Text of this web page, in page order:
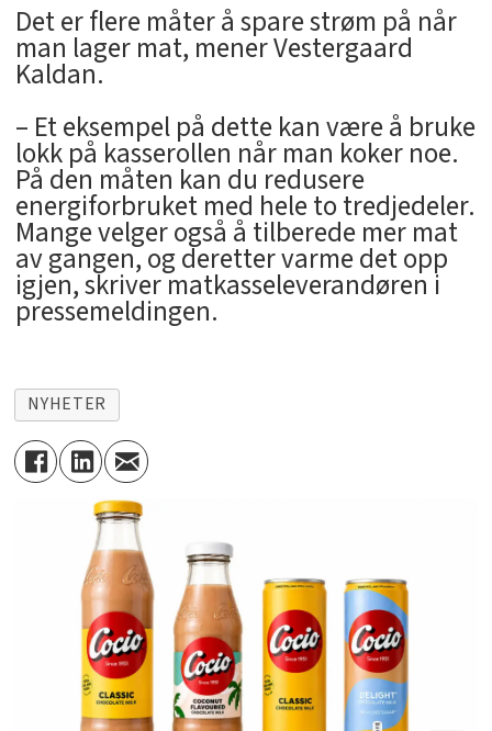
Det er flere måter å spare strøm på når
man lager mat, mener Vestergaard
Kaldan.
– Et eksempel på dette kan være å bruke
lokk på kasserollen når man koker noe.
På den måten kan du redusere
energiforbruket med hele to tredjedeler.
Mange velger også å tilberede mer mat
av gangen, og deretter varme det opp
igjen, skriver matkasseleverandøren i
pressemeldingen.
NYHETER